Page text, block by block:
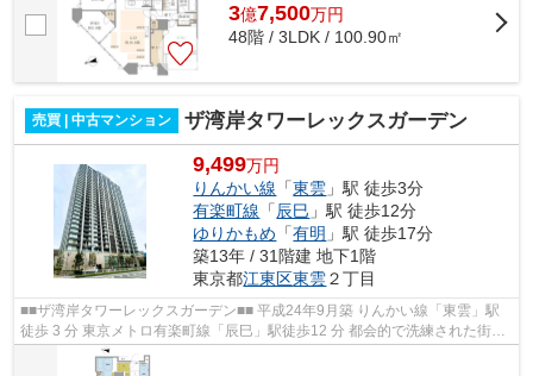
3億7,500万円
48階 / 3LDK / 100.90㎡
売買 | 中古マンション ザ湾岸タワーレックスガーデン
9,499万円
りんかい線 「東雲 」駅 徒歩3分
有楽町線 「 辰巳 」駅 徒歩12分
ゆりかもめ 「有明 」駅 徒歩17分
築13年 / 31階建 地下1階
東京都江東区東雲２丁目
■■ザ湾岸タワーレックスガーデン■■ 平成24年9月築 りんかい線「東雲」駅
徒歩 3 分 東京メトロ有楽町線「辰巳」駅徒歩12 分 都会的で洗練された街並
みが広がる湾岸エリア 充実した共...